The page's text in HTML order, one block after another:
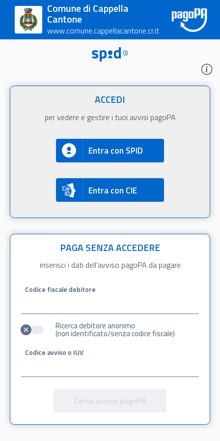
Comune di Cappella
Cantone
www.comune.cappellacantone.cr.it
ACCEDI
per vedere e gestire i tuoi avvisi pagoPA
Entra con SPID
Entra con CIE
PAGA SENZA ACCEDERE
inserisci i dati dell'avviso pagoPA da pagare
Codice fiscale debitore
Ricerca debitore anonimo
(non identificato/senza codice fiscale)
Codice avviso o IUV
Cerca avviso pagoPA